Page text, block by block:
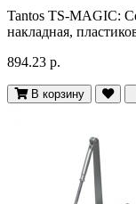
Tantos TS-MAGIC:
накладная,
894.23 р.
В корзину